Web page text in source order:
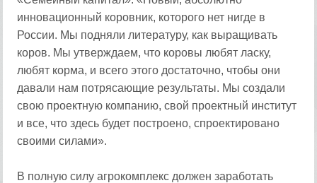
инновационный коровник, которого нет нигде в
России. Мы подняли литературу, как выращивать
коров. Мы утверждаем, что коровы любят ласку,
любят корма, и всего этого достаточно, чтобы они
давали нам потрясающие результаты. Мы создали
свою проектную компанию, свой проектный институт
и все, что здесь будет построено, спроектировано
своими силами».
В полную силу агрокомплекс должен заработать